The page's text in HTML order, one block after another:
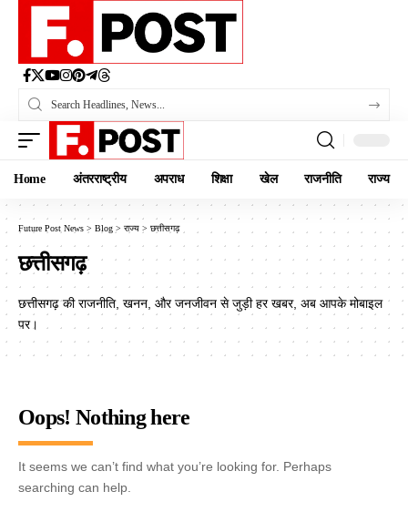
Home अंतरराष्ट्रीय अपराध शिक्षा खेल राजनीति राज्य
Future Post News > Blog > राज्य > छत्तीसगढ़
छत्तीसगढ़
छत्तीसगढ़ की राजनीति, खनन, और जनजीवन से जुड़ी हर खबर, अब आपके मोबाइल
पर।
Oops! Nothing here
It seems we can’t find what you’re looking for. Perhaps
searching can help.